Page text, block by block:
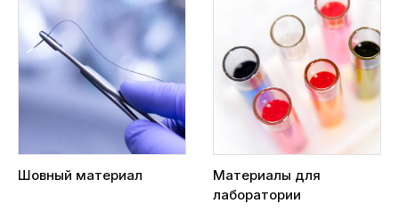
Шовный материал
Материалы для
лаборатории